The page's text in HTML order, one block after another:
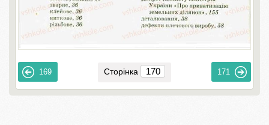
169 Сторінка 171